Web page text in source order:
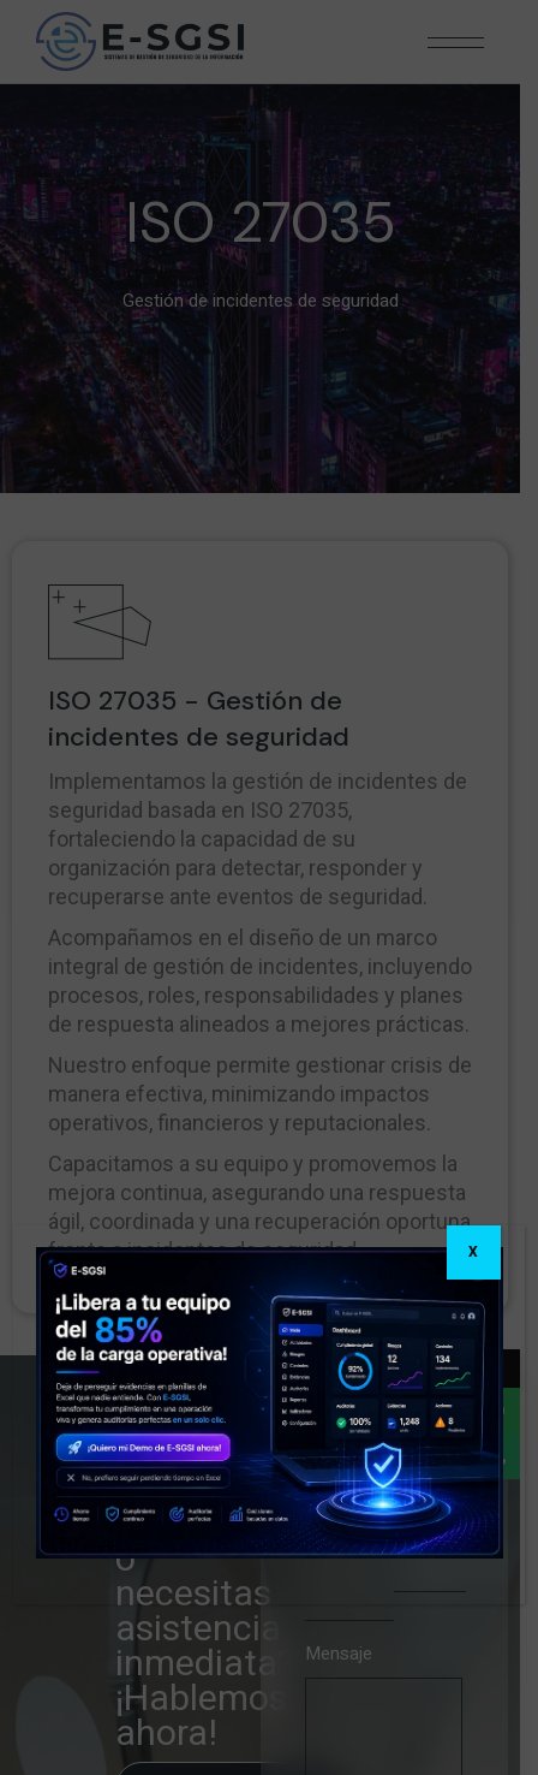
ISO 27035
Gestión de incidentes de seguridad
ISO 27035 - Gestión de
incidentes de seguridad
Implementamos la gestión de incidentes de
seguridad basada en ISO 27035,
fortaleciendo la capacidad de su
organización para detectar, responder y
recuperarse ante eventos de seguridad.
Acompañamos en el diseño de un marco
integral de gestión de incidentes, incluyendo
procesos, roles, responsabilidades y planes
de respuesta alineados a mejores prácticas.
Nuestro enfoque permite gestionar crisis de
manera efectiva, minimizando impactos
operativos, financieros y reputacionales.
Capacitamos a su equipo y promovemos la
mejora continua, asegurando una respuesta
ágil, coordinada y una recuperación oportuna
frente a incidentes de seguridad.
¿Tienes
preguntas
o
necesitas
asistencia
inmediata?
¡Hablemos
ahora!
Nombre Empresa
Correo
electrónico
Teléfono
Mensaje
X